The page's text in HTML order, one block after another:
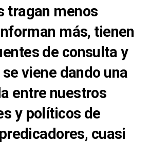
tragan menos
más, tienen
de consulta y
viene dando una
entre nuestros
y políticos de
cuasi